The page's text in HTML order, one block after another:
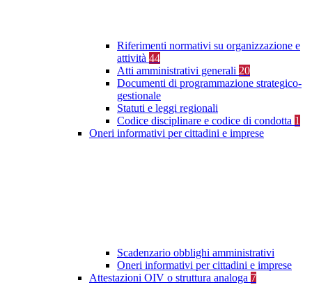
Riferimenti normativi su organizzazione e
attività 44
Atti amministrativi generali 20
Documenti di programmazione strategico-
gestionale
Statuti e leggi regionali
Codice disciplinare e codice di condotta 1
Oneri informativi per cittadini e imprese
Scadenzario obblighi amministrativi
Oneri informativi per cittadini e imprese
Attestazioni OIV o struttura analoga 7